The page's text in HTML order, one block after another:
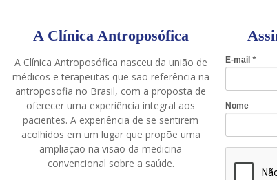
A Clínica Antroposófica
A Clínica Antroposófica nasceu da união de
médicos e terapeutas que são referência na
antroposofia no Brasil, com a proposta de
oferecer uma experiência integral aos
pacientes. A experiência de se sentirem
acolhidos em um lugar que propõe uma
ampliação na visão da medicina
convencional sobre a saúde.